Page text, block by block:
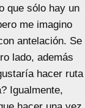
que sólo hay un
me imagino
antelación. Se
lado, además
hacer ruta
Igualmente,